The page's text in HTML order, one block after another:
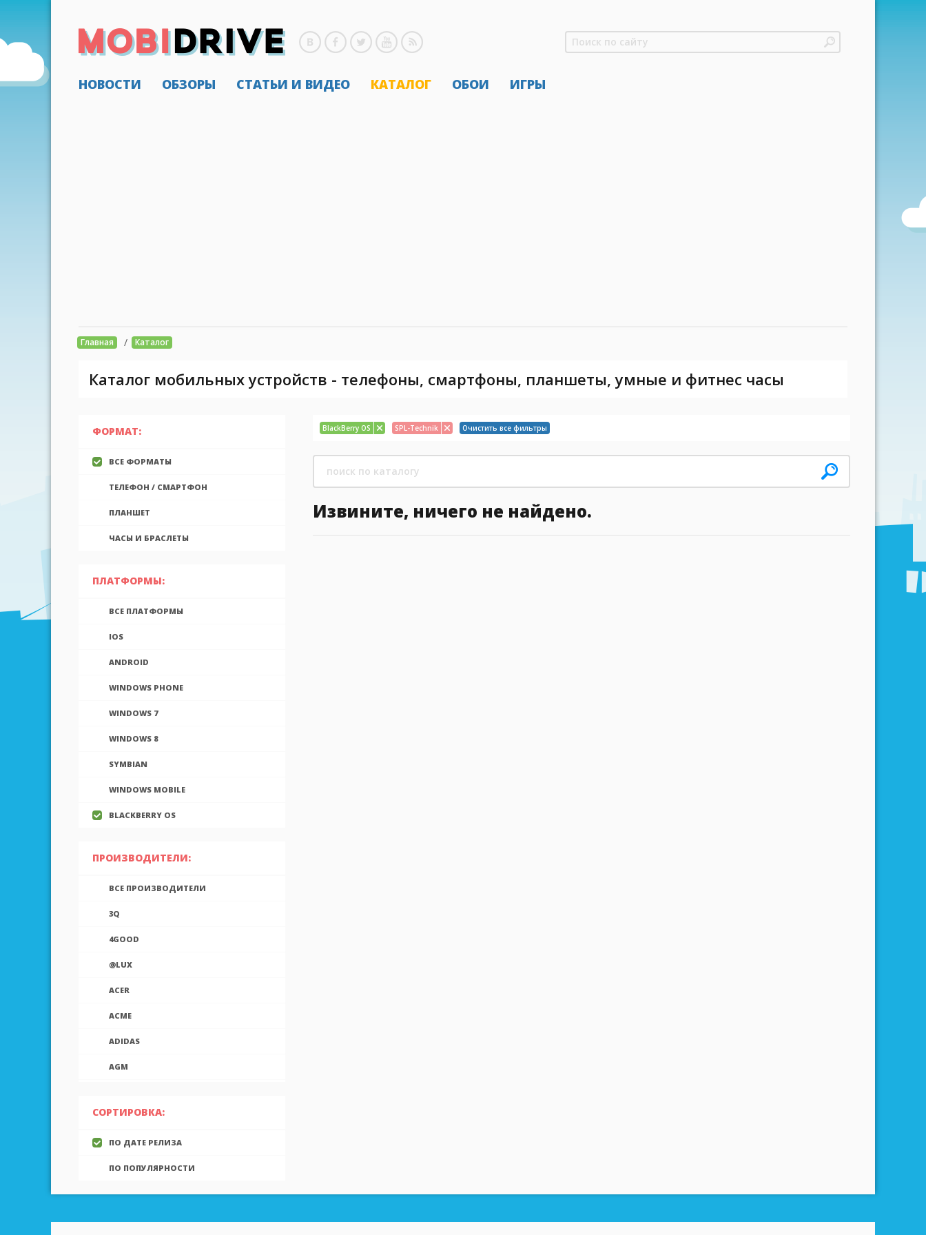
НОВОСТИ ОБЗОРЫ СТАТЬИ И ВИДЕО КАТАЛОГ ОБОИ ИГРЫ
Главная / Каталог
Каталог мобильных устройств - телефоны, смартфоны, планшеты, умные и фитнес часы
ФОРМАТ:
ВСЕ ФОРМАТЫ
ТЕЛЕФОН / СМАРТФОН
ПЛАНШЕТ
ЧАСЫ И БРАСЛЕТЫ
ПЛАТФОРМЫ:
ВСЕ ПЛАТФОРМЫ
IOS
ANDROID
WINDOWS PHONE
WINDOWS 7
WINDOWS 8
SYMBIAN
WINDOWS MOBILE
BLACKBERRY OS
ПРОИЗВОДИТЕЛИ:
ВСЕ ПРОИЗВОДИТЕЛИ
3Q
4GOOD
@LUX
ACER
ACME
ADIDAS
AGM
AIGO
AINOL
AIRON
ALCATEL
ALLVIEW
СОРТИРОВКА:
ПО ДАТЕ РЕЛИЗА
ПО ПОПУЛЯРНОСТИ
BlackBerry OS SPL-Technik Очистить все фильтры
Извините, ничего не найдено.